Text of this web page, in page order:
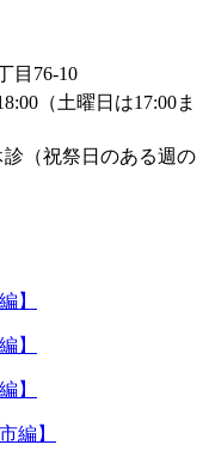
目76-10
（土曜日は17:00ま
（祝祭日のある週の
】
】
】
編】